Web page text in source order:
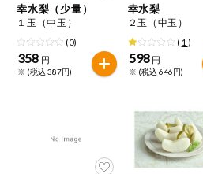
ペット
ン注文
幸水梨（少量）
１玉（中玉）
(0)
358 円
※ (税込 387円)
幸水梨
２玉（中玉）
( 1 )
598 円
※ (税込 646円)